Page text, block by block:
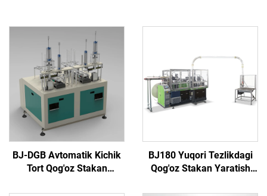
BJ-DGB Avtomatik Kichik
Tort Qog'oz Stakan
BJ180 Yuqori Tezlikdagi
Qog'oz Stakan Yaratish